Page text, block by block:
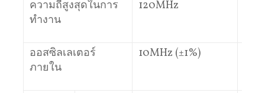
ความถี่สูงสุดในการ
ทำงาน
120MHz
ออสซิลเลเตอร์
ภายใน
10MHz (±1%)